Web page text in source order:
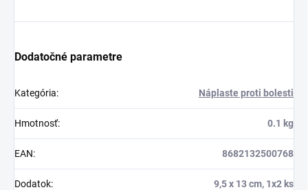
Dodatočné parametre
Kategória: Náplaste proti bolesti
Hmotnosť: 0.1 kg
EAN: 8682132500768
Dodatok: 9,5 x 13 cm, 1x2 ks